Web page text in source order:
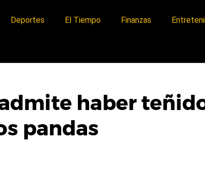
Deportes El Tiempo Finanzas
haber
pandas